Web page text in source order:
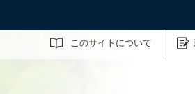
このサイトについて
サイト内検索